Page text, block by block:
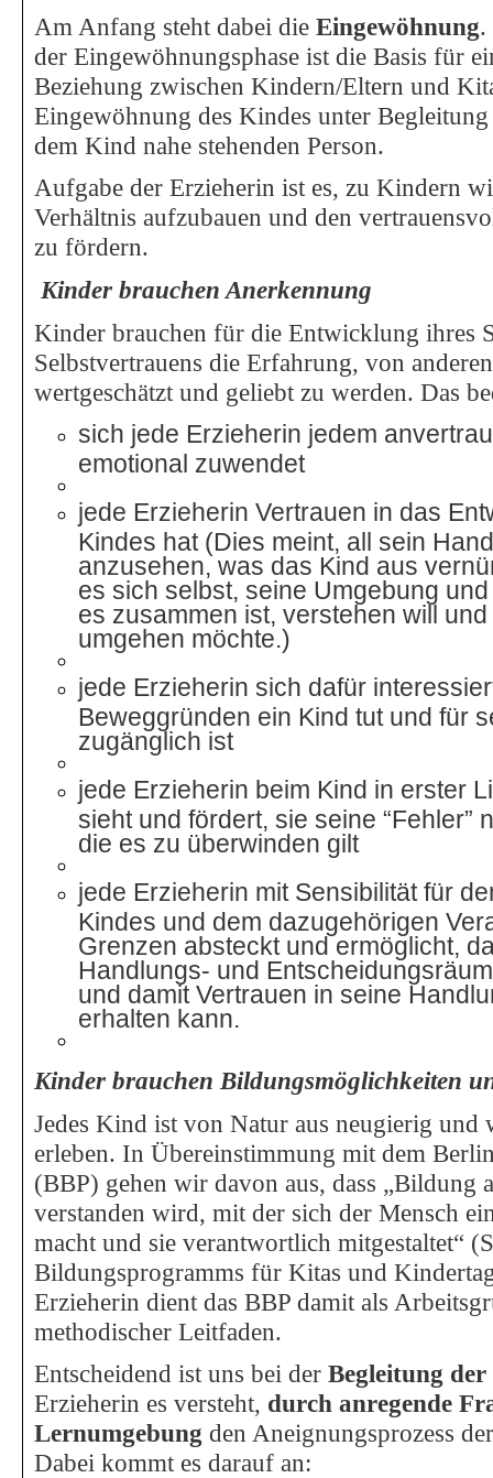
Am Anfang steht dabei die Eingewöhnung.
der Eingewöhnungsphase ist die Basis für
Beziehung zwischen Kindern/Eltern und
Eingewöhnung des Kindes unter
dem Kind nahe stehenden Person.
Aufgabe der Erzieherin ist es, zu Kindern
Verhältnis aufzubauen und den
zu fördern.
Kinder brauchen Anerkennung
Kinder brauchen für die Entwicklung ihres
Selbstvertrauens die Erfahrung, von
wertgeschätzt und geliebt zu werden. Das
sich jede Erzieherin jedem
emotional zuwendet
jede Erzieherin Vertrauen in das
Kindes hat (Dies meint, all sein
anzusehen, was das Kind aus
es sich selbst, seine Umgebung
es zusammen ist, verstehen will
umgehen möchte.)
jede Erzieherin sich dafür
Beweggründen ein Kind tut und für
zugänglich ist
jede Erzieherin beim Kind in erster
sieht und fördert, sie seine “Fehler”
die es zu überwinden gilt
jede Erzieherin mit Sensibilität für
Kindes und dem dazugehörigen
Grenzen absteckt und ermöglicht,
Handlungs- und
und damit Vertrauen in seine
erhalten kann.
Kinder brauchen Bildungsmöglichkeiten
Jedes Kind ist von Natur aus neugierig und
erleben. In Übereinstimmung mit dem
(BBP) gehen wir davon aus, dass „Bildung
verstanden wird, mit der sich der Mensch
macht und sie verantwortlich mitgestaltet“
Bildungsprogramms für Kitas und
Erzieherin dient das BBP damit als
methodischer Leitfaden.
Entscheidend ist uns bei der Begleitung der
Erzieherin es versteht, durch anregende
Lernumgebung den Aneignungsprozess
Dabei kommt es darauf an: